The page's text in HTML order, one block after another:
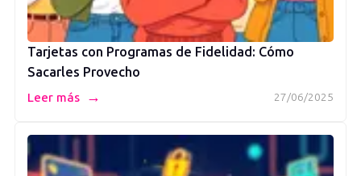
Tarjetas con Programas de Fidelidad: Cómo
Sacarles Provecho
27/06/2025
Leer más →